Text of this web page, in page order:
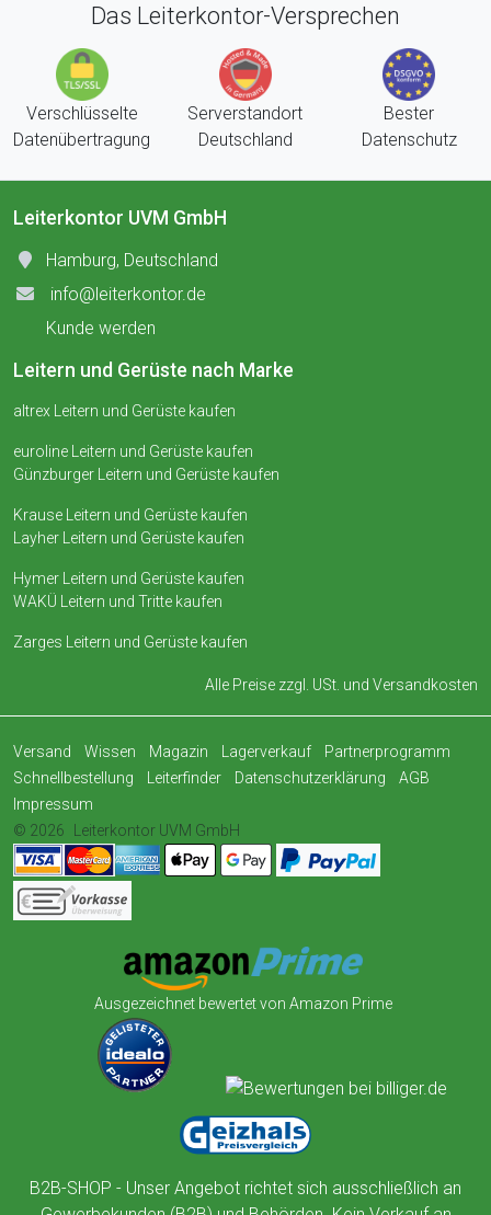
Das Leiterkontor-Versprechen
Verschlüsselte
Datenübertragung
Serverstandort
Deutschland
Bester
Datenschutz
Leiterkontor UVM GmbH
Hamburg, Deutschland
info@leiterkontor.de
Kunde werden
Leitern und Gerüste nach Marke
altrex Leitern und Gerüste kaufen
euroline Leitern und Gerüste kaufen
Günzburger Leitern und Gerüste kaufen
Krause Leitern und Gerüste kaufen
Layher Leitern und Gerüste kaufen
Hymer Leitern und Gerüste kaufen
WAKÜ Leitern und Tritte kaufen
Zarges Leitern und Gerüste kaufen
Alle Preise zzgl. USt. und Versandkosten
Versand Wissen Magazin Lagerverkauf
Partnerprogramm
Schnellbestellung
Leiterfinder Datenschutzerklärung
AGB
Impressum
© 2026
Leiterkontor UVM GmbH
Ausgezeichnet bewertet von Amazon Prime
B2B-SHOP - Unser Angebot richtet sich ausschließlich an